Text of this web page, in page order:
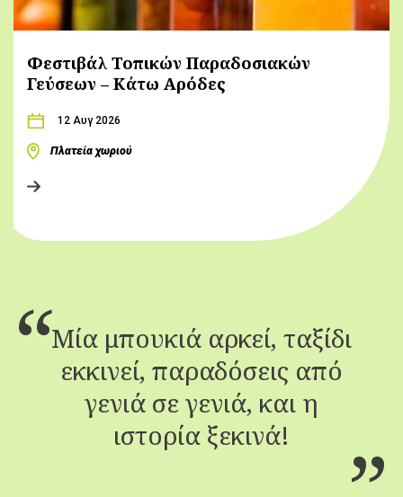
Φεστιβάλ Τοπικών Παραδοσιακών
Γεύσεων – Κάτω Αρόδες
12 Αυγ 2026
Πλατεία χωριού
Μία μπουκιά αρκεί, ταξίδι
εκκινεί, παραδόσεις από
γενιά σε γενιά, και η
ιστορία ξεκινά!